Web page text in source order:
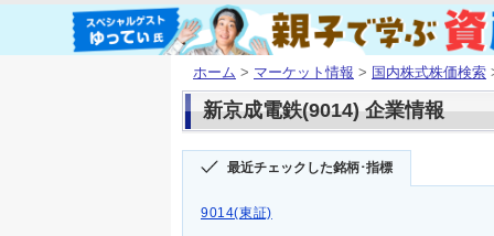
ホーム > マーケット情報 > 国内株式株価検索
新京成電鉄(9014) 企業情報
最近チェックした銘柄･指標
9014(東証)